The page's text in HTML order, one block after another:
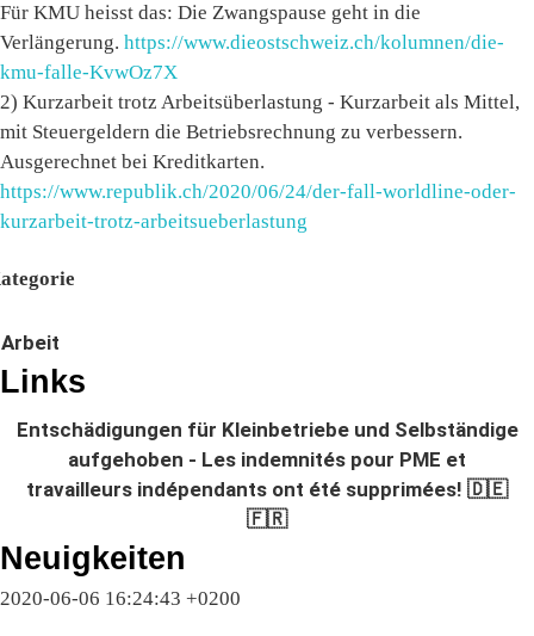
Für KMU heisst das: Die Zwangspause geht in die
Verlängerung. https://www.dieostschweiz.ch/kolumnen/die-
kmu-falle-KvwOz7X
2) Kurzarbeit trotz Arbeitsüberlastung - Kurzarbeit als Mittel,
mit Steuergeldern die Betriebsrechnung zu verbessern.
Ausgerechnet bei Kreditkarten.
https://www.republik.ch/2020/06/24/der-fall-worldline-oder-
kurzarbeit-trotz-arbeitsueberlastung
Arbeit
Links
Entschädigungen für Kleinbetriebe und Selbständige
aufgehoben - Les indemnités pour PME et
travailleurs indépendants ont été supprimées! 🇩🇪
🇫🇷
Neuigkeiten
2020-06-06 16:24:43 +0200